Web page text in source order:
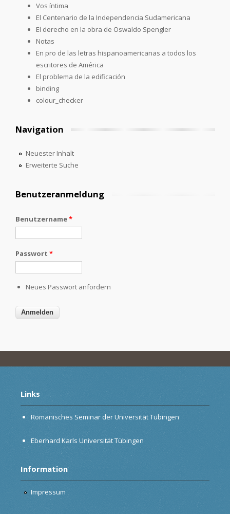
Vos íntima
El Centenario de la Independencia Sudamericana
El derecho en la obra de Oswaldo Spengler
Notas
En pro de las letras hispanoamericanas a todos los
escritores de América
El problema de la edificación
binding
colour_checker
Navigation
Neuester Inhalt
Erweiterte Suche
Benutzeranmeldung
Benutzername*
Passwort *
Neues Passwort anfordern
Links
Romanisches Seminar der Universität Tübingen
Eberhard Karls Universität Tübingen
Information
Impressum